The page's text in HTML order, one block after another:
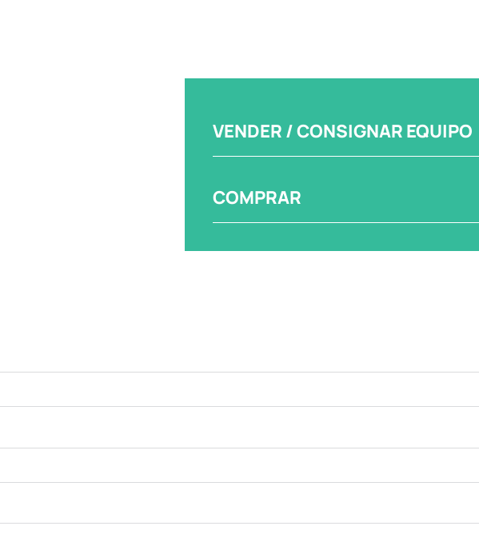
VENDER / CONSIGNAR EQUIPO
COMPRAR